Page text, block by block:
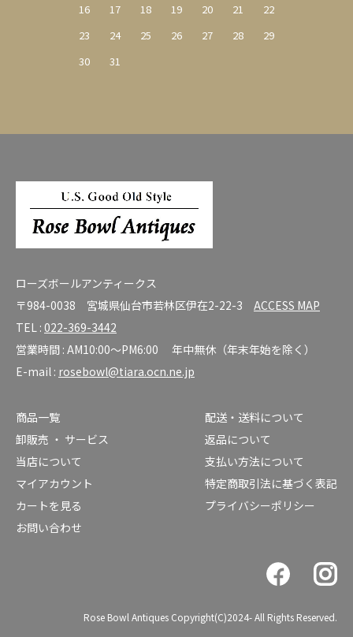
16
17 18 19 20 21
22
23
24 25 26 27 28
29
30
31
ローズボールアンティークス
〒984-0038 宮城県仙台市若林区伊在2-22-3 ACCESS MAP
TEL : 022-369-3442
営業時間 : AM10:00～PM6:00 年中無休（年末年始を除く）
E-mail : rosebowl@tiara.ocn.ne.jp
商品一覧
卸販売 ・ サービス
当店について
マイアカウント
カートを見る
お問い合わせ
配送・送料について
返品について
支払い方法について
特定商取引法に基づく表記
プライバシーポリシー
Rose Bowl Antiques Copyright(C)2024- All Rights Reserved.